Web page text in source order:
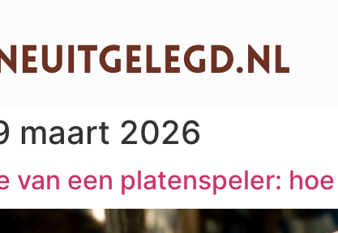
maart 2026
van een platenspeler: